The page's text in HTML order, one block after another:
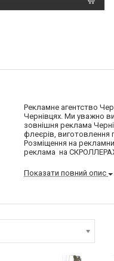
Рекламне агентство
Чернівцях. Ми уважно
зовнішня реклама
флеєрів, виготовлення
Розміщення на
реклама на СКРОЛЛЕРАХ
Показати повний опис